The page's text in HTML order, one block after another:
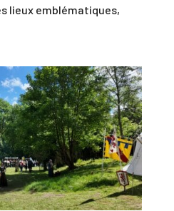
lieux emblématiques,